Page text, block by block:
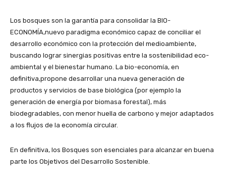
Los bosques son la garantía para consolidar la BIO-
ECONOMÍA,nuevo paradigma económico capaz de conciliar el
desarrollo económico con la protección del medioambiente,
buscando lograr sinergias positivas entre la sostenibilidad eco-
ambiental y el bienestar humano. La bio-economía, en
definitiva,propone desarrollar una nueva generación de
productos y servicios de base biológica (por ejemplo la
generación de energía por biomasa forestal), más
biodegradables, con menor huella de carbono y mejor adaptados
a los flujos de la economía circular.
En definitiva, los Bosques son esenciales para alcanzar en buena
parte los Objetivos del Desarrollo Sostenible.